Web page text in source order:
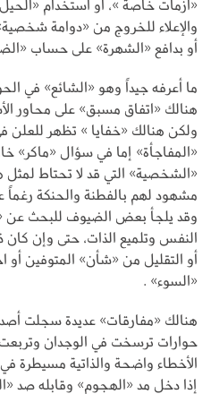
«أزمات خاصة »، أو استخدام «الحيل
والإعلاء للخروج من «دوامة
أو بدافع «الشهرة» على حساب
ما أعرفه جيداً وهو «الشائع» في
هنالك «اتفاق مسبق» على محاور
ولكن هنالك «خفايا » تظهر للعلن
«المفاجأة» إما في سؤال «ماكر»
«الشخصية» التي قد لا تحتاط
مشهود لهم بالفطنة والحنكة رغماً
وقد يلجأ بعض الضيوف للبحث عن
النفس وتلميع الذات، حتى وإن
أو التقليل من «شأن» المتوفين أو
«السوء» .
هنالك «مفارقات» عديدة سجلت
حوارات ترسخت في الوجدان وتربعت
الأخطاء واضحة والذاتية مسيطرة
إذا دخل مد «الهجوم» وقابله صد